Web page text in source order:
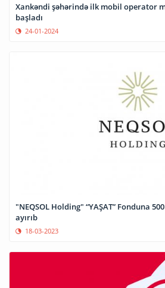
Xankəndi şəhərində ilk mobil operator
başladı
24-01-2024
"NEQSOL Holding" “YAŞAT” Fonduna
ayırıb
18-03-2023